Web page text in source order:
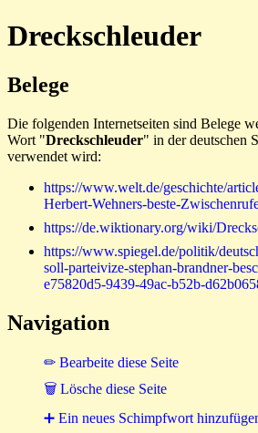
Dreckschleuder
Belege
Die folgenden Internetseiten sind Belege
Wort "Dreckschleuder" in der deutschen
verwendet wird:
https://www.welt.de/geschichte/
Herbert-Wehners-beste-
https://de.wiktionary.org/wiki/
https://www.spiegel.de/politik/
soll-parteivize-stephan-brandner-
e75820d5-9439-49ac-b52b-
Navigation
✏ Bearbeite diese Seite
🗑 Lösche diese Seite
➕ Ein neues Schimpfwort